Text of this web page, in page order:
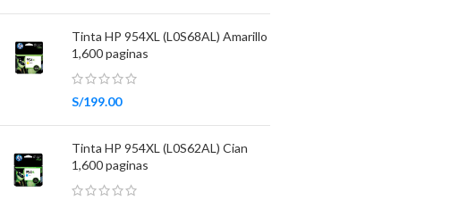
Tinta HP 954XL (L0S68AL) Amarillo
1,600 paginas
S/199.00
Tinta HP 954XL (L0S62AL) Cian
1,600 paginas